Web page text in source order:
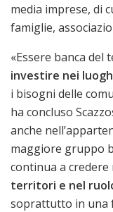
media imprese, di
famiglie,
«Essere banca
investire nei
i bisogni delle
ha concluso
anche
maggiore gruppo
continua a credere
territori e nel
soprattutto in una